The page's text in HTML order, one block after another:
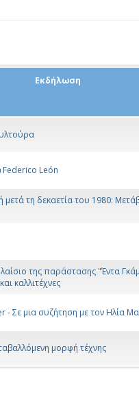
Εκδήλωση
Federico León
μετά τη δεκαετία του 1980:
της παράστασης "Έντα
καλλιτέχνες
- Σε μια συζήτηση με τον Ηλία
μορφή τέχνης